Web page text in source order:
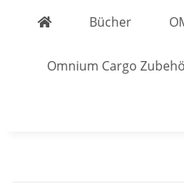
Bücher
Omnium Cargo